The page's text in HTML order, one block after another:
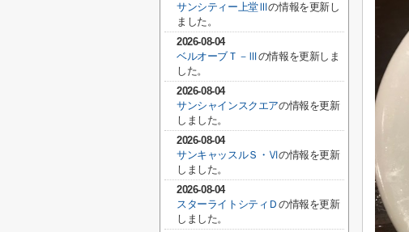
サンシティー上堂Ⅲの情報を更新し
ました。
2026-08-04
ベルオーブＴ－Ⅲ の情報を更新しま
した。
2026-08-04
サンシャインスクエアの情報を更新
しました。
2026-08-04
サンキャッスルＳ・Ⅵの情報を更新
しました。
2026-08-04
スターライトシティＤの情報を更新
しました。